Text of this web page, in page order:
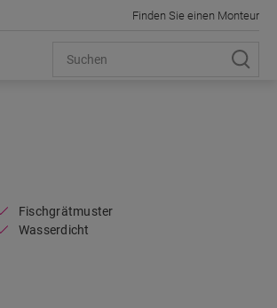
Finden Sie einen Monteur
Fischgrätmuster
Wasserdicht